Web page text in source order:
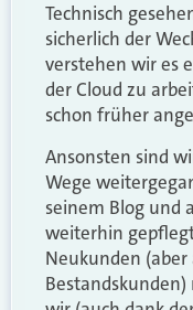
Technisch
sicherlich der
verstehen wir es
der Cloud zu
schon früher
Ansonsten sind
Wege
seinem Blog und
weiterhin
Neukunden